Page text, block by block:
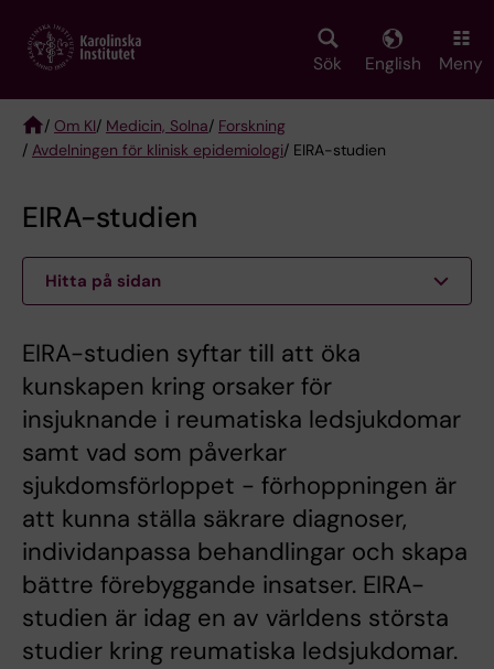
main
Sök English Meny
Breadcrumb
/ Om KI/ Medicin, Solna/ Forskning
/ Avdelningen för klinisk epidemiologi/ EIRA-studien
EIRA-studien
Hitta på sidan
EIRA-studien syftar till att öka
kunskapen kring orsaker för
insjuknande i reumatiska ledsjukdomar
samt vad som påverkar
sjukdomsförloppet - förhoppningen är
att kunna ställa säkrare diagnoser,
individanpassa behandlingar och skapa
bättre förebyggande insatser. EIRA-
studien är idag en av världens största
studier kring reumatiska ledsjukdomar.